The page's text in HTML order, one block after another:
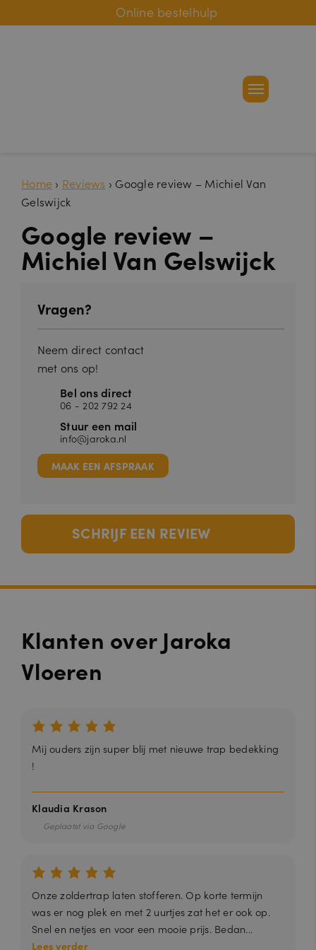
Online bestelhulp
Home › Reviews › Google review – Michiel Van
Gelswijck
Google review –
Michiel Van Gelswijck
Vragen?
Neem direct contact
met ons op!
Bel ons direct
06 - 202 792 24
Stuur een mail
info@jaroka.nl
MAAK EEN AFSPRAAK
SCHRIJF EEN REVIEW
Klanten over Jaroka
Vloeren
Mij ouders zijn super blij met nieuwe trap bedekking
!
Klaudia Krason
Geplaatst via Google
Onze zoldertrap laten stofferen. Op korte termijn
was er nog plek en met 2 uurtjes zat het er ook op.
Snel en netjes en voor een mooie prijs. Bedan...
Lees verder